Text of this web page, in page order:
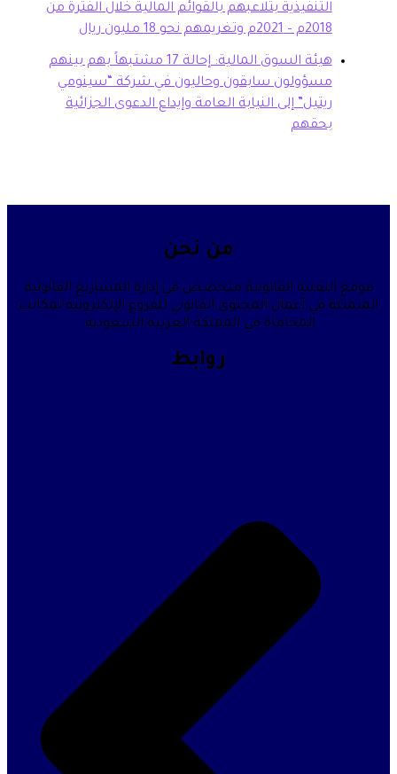
بتلاعبهم بالقوائم المالية خلال الفترة من
هيئة السوق المالية: إحالة 17 مشتبهاً بهم بينهم
سابقون وحاليون في شركة “سينومي
إلى النيابة العامة وإيداع الدعوى الجزائية
القانونية متخصص في إدارة المشاريع القانونية
أعمال المحتوى القانوني للفروع الإلكترونية لمكاتب
المحاماة في المملكة العربية السعودية.